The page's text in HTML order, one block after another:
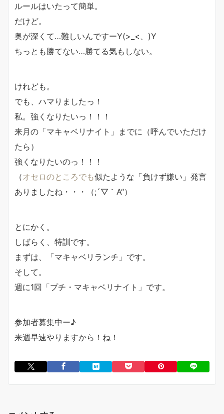
ルールはいたって簡単。
だけど。
奥が深くて…難しいんですーY(>_<、)Y
ちっとも勝てない…勝てる気もしない。
けれども。
でも、ハマりましたっ！
私。強くなりたいっ！！！
来月の「マキャベリナイト」までに（呼んでいただけ
たら）
強くなりたいのっ！！！
（オセロのところでも似たような「負けず嫌い」発言
ありましたね・・・（;´▽｀A“）
とにかく。
しばらく、特訓です。
まずは、「マキャベリランチ」です。
そして。
週に1回「プチ・マキャベリナイト」です。
参加者募集中ー♪
来週早速やりますから！ね！